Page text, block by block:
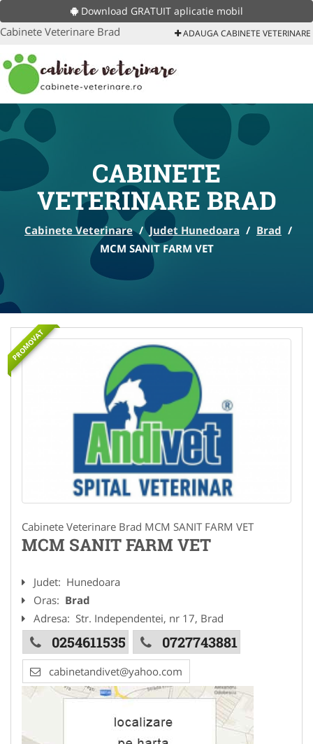
Download GRATUIT aplicatie mobil
Cabinete Veterinare Brad ADAUGA CABINETE VETERINARE
CABINETE
VETERINARE BRAD
Cabinete Veterinare / Judet Hunedoara / Brad /
MCM SANIT FARM VET
PROMOVAT
Cabinete Veterinare Brad MCM SANIT FARM VET
MCM SANIT FARM VET
Judet: Hunedoara
Oras: Brad
Adresa: Str. Independentei, nr 17, Brad
0254611535 0727743881
cabinetandivet@yahoo.com